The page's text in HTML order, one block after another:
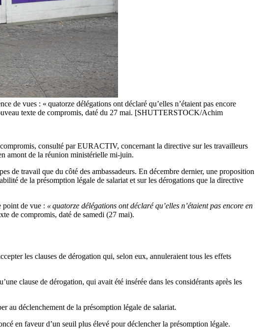
de vues : « quatorze délégations ont déclaré qu’elles n’étaient pas encore
texte de compromis, daté du 27 mai. [SHUTTERSTOCK/Achim
consulté par EURACTIV, concernant la directive sur les travailleurs
amont de la réunion ministérielle mi-juin.
de travail que du côté des ambassadeurs. En décembre dernier, une proposition
de la présomption légale de salariat et sur les dérogations que la directive
point de vue : « quatorze délégations ont déclaré qu’elles n’étaient pas encore en
de compromis, daté de samedi (27 mai).
les clauses de dérogation qui, selon eux, annuleraient tous les effets
clause de dérogation, qui avait été insérée dans les considérants après les
au déclenchement de la présomption légale de salariat.
en faveur d’un seuil plus élevé pour déclencher la présomption légale.